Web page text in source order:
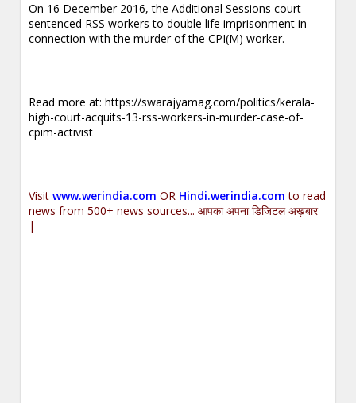
On 16 December 2016, the Additional Sessions court
sentenced RSS workers to double life imprisonment in
connection with the murder of the CPI(M) worker.
Read more at:https://swarajyamag.com/politics/kerala-
high-court-acquits-13-rss-workers-in-murder-case-of-
cpim-activist
Visitwww.werindia.com OR Hindi.werindia.com to read
news from 500+ news sources... आपका अपना डिजिटल अख़बार
|